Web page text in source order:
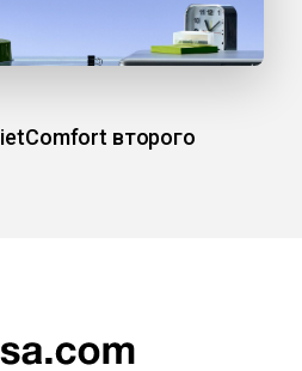
второго